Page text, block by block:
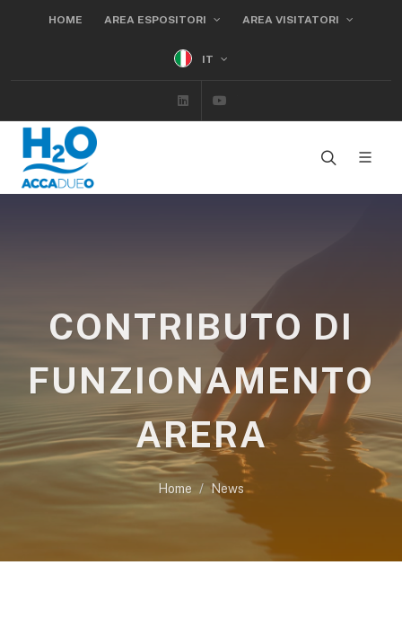
HOME AREA ESPOSITORI AREA VISITATORI
IT
Linkedin
CONTRIBUTO DI
FUNZIONAMENTO
ARERA
Home News